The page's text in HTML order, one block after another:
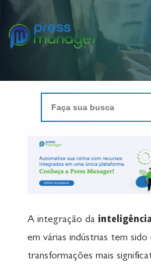
A integração da
em várias indústrias tem sido
transformações mais